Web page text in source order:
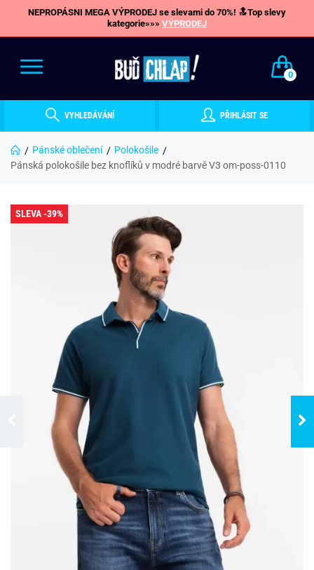
NEPROPÁSNI MEGA VÝPRODEJ se slevami do 70%! 🔝Top slevy
kategorie»»» VÝPRODEJ
0
VYHLEDÁVÁNÍ PŘIHLÁSIT SE
Pánské oblečení
Polokošile
Pánská polokošile bez knoflíků v modré barvě V3 om-poss-0110
SLEVA -39%